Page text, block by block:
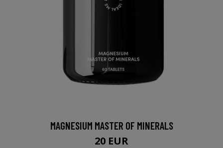
MAGNESIUM MASTER OF MINERALS
20 EUR